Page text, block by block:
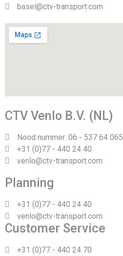
basel@ctv-transport.com
CTV Venlo B.V. (NL)
Nood nummer: 06 - 537 64 065
+31 (0)77 - 440 24 40
venlo@ctv-transport.com
Planning
+31 (0)77 - 440 24 40
venlo@ctv-transport.com
Customer Service
+31 (0)77 - 440 24 70